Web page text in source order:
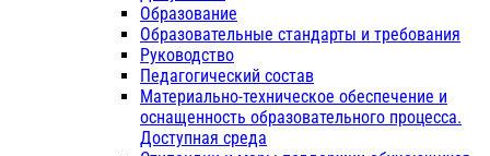
Образование
Образовательные стандарты и требования
Руководство
Педагогический состав
Материально-техническое обеспечение и
оснащенность образовательного процесса.
Доступная среда